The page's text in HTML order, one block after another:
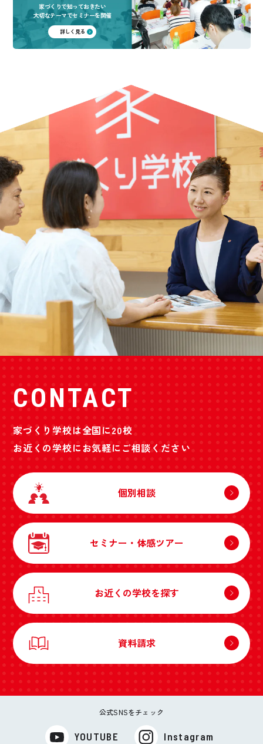
家づくりで知っておきたい
大切なテーマでセミナーを開催
詳しく見る
CONTACT
家づくり学校は全国に20校
お近くの学校にお気軽にご相談ください
個別相談
セミナー・体感ツアー
お近くの学校を探す
資料請求
公式SNSをチェック
YOUTUBE Instagram